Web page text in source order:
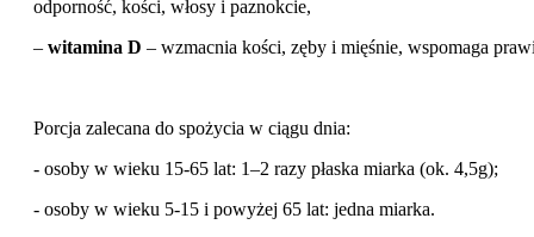
odporność, kości, włosy i paznokcie,
– witamina D – wzmacnia kości, zęby i mięśnie, wspomaga
Porcja zalecana do spożycia w ciągu dnia:
- osoby w wieku 15-65 lat: 1–2 razy płaska miarka (ok. 4,5g);
- osoby w wieku 5-15 i powyżej 65 lat: jedna miarka.